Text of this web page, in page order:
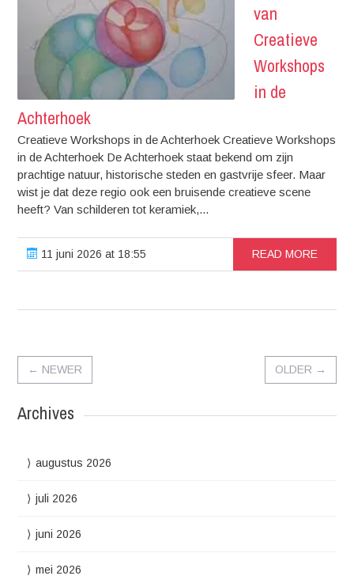
van
Creatieve
Workshops
in de
Achterhoek
Creatieve Workshops in de Achterhoek Creatieve Workshops
in de Achterhoek De Achterhoek staat bekend om zijn
prachtige natuur, historische steden en gastvrije sfeer. Maar
wist je dat deze regio ook een bruisende creatieve scene
heeft? Van schilderen tot keramiek,...
11 juni 2026 at 18:55 READ MORE
← NEWER OLDER →
Archives
augustus 2026
juli 2026
juni 2026
mei 2026